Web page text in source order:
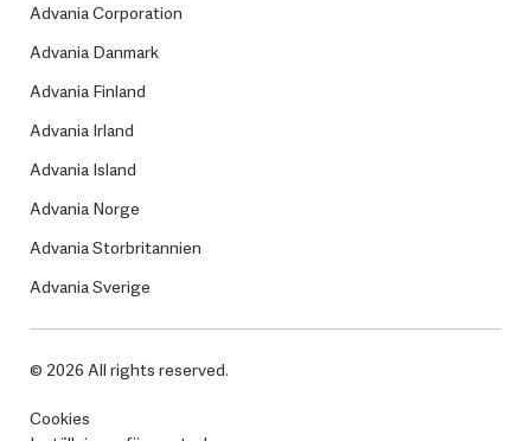
Advania Corporation
Advania Danmark
Advania Finland
Advania Irland
Advania Island
Advania Norge
Advania Storbritannien
Advania Sverige
© 2026 All rights reserved.
Cookies